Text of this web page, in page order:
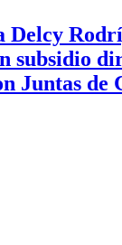
Delcy
subsidio
Juntas de